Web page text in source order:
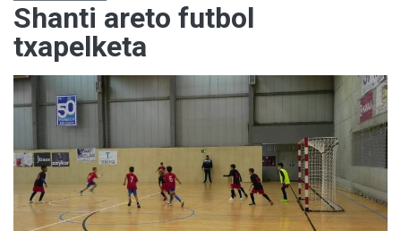
Shanti areto futbol
txapelketa